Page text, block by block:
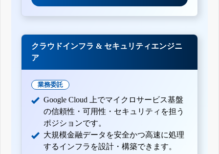
クラウドインフラ & セキュリティエンジニ
ア
業務委託
Google Cloud 上でマイクロサービス基盤
の信頼性・可用性・セキュリティを担う
ポジションです。
大規模金融データを安全かつ高速に処理
するインフラを設計・構築できます。